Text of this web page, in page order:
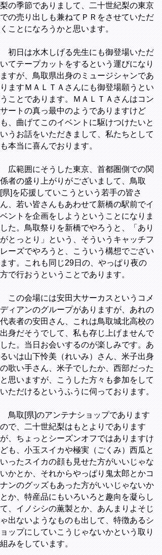
梨の季節でありまして、二十世紀梨の東京
での売り出しも兼ねてＰＲをさせていただ
くことになろうかと思います。
初日は水木しげる先生にも御登場いただ
いてテープカットをするという運びになり
ますが、鳥取県出身のミュージシャンであ
りますＭＡＬＴＡさんにも御登場願うとい
うことであります。ＭＡＬＴＡさんはコン
サートの真っ最中のようでありますけど
も、曲げてこのイベントに駆けつけたいと
いうお話をいただきまして、私たちとして
も本当に喜んでおります。
広範囲にそうした東京、首都圏側での関
係者の盛り上がりがございまして、鳥取
[県]を応援していこうという若手の皆さ
ん、若い皆さんもあわせて新橋の駅前でイ
ベントを企画をしようということになりま
した。鳥取祭りを新橋でやろうと、「あり
がとっとり」という、そういうキャッチフ
レーズでやろうと、こういう構想でござい
ます。これも同じ29日の、やっぱり夜の
方で行おうということであります。
この会場には安田大サーカスというコメ
ディアンのグループがありますが、あれの
代表者の安田さん、これは鳥取城北高校の
出身だそうでして、私も存じ上げませんで
した。当日お会いするのが楽しみです。あ
るいは山下怜美（れいみ）さん、米子出身
の歌い手さん、米子でしたか、西部だった
と思いますが、こうした方々も参加をして
いただけるというふうに伺っております。
鳥取[県]のアンテナショップであります
ので、二十世紀梨はもとよりであります
が、ちょっとシーズンオフではありますけ
ども、小玉スイカや極実（ごくみ）西瓜と
いったスイカの顔も見せた方がいいじゃな
いかとか、それからやっぱり鬼太郎とかコ
ナンのグッズもあった方がいいじゃないか
とか、特産品にもいろいろと趣向を凝らし
て、イノシシの薫製とか、あんまりよそじ
ゃ出ないようなものも出して、特徴あるシ
ョップにしていこうじゃないかという取り
組みをしています。